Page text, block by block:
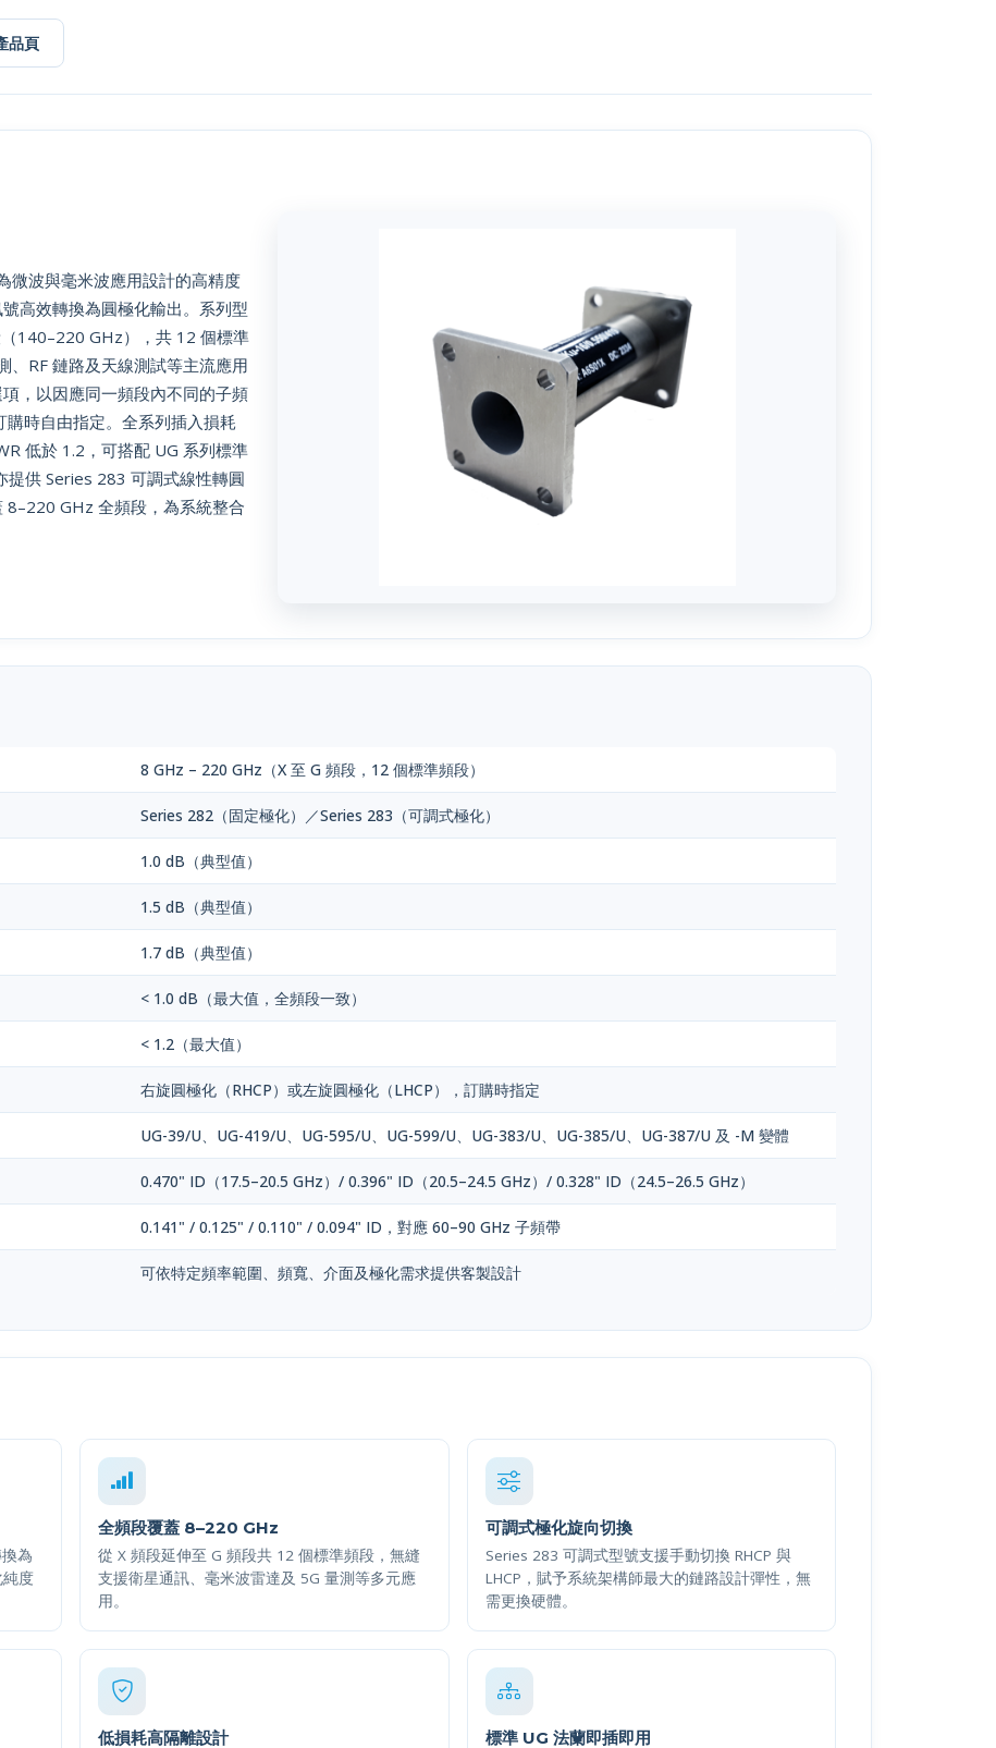
品頁
微波與毫米波應用設計的高精度
高效轉換為圓極化輸出。系列型
140–220 GHz），共 12 個標準
、RF 鏈路及天線測試等主流應用
，以因應同一頻段內不同的子頻
時自由指定。全系列插入損耗
低於 1.2，可搭配 UG 系列標準
供 Series 283 可調式線性轉圓
GHz 全頻段，為系統整合
8 GHz – 220 GHz（X 至 G 頻段，12 個標準頻段）
Series 282（固定極化）／Series 283（可調式極化）
1.0 dB（典型值）
1.5 dB（典型值）
1.7 dB（典型值）
< 1.0 dB（最大值，全頻段一致）
< 1.2（最大值）
右旋圓極化（RHCP）或左旋圓極化（LHCP），訂購時指定
UG-39/U、UG-419/U、UG-595/U、UG-599/U、UG-383/U、UG-385/U、UG-387/U 及 -M 變體
0.470" ID（17.5–20.5 GHz）/ 0.396" ID（20.5–24.5 GHz）/ 0.328" ID（24.5–26.5 GHz）
0.141" / 0.125" / 0.110" / 0.094" ID，對應 60–90 GHz 子頻帶
可依特定頻率範圍、頻寬、介面及極化需求提供客製設計
為
度
全頻段覆蓋 8–220 GHz
從 X 頻段延伸至 G 頻段共 12 個標準頻段，無縫
支援衛星通訊、毫米波雷達及 5G 量測等多元應
用。
可調式極化旋向切換
Series 283 可調式型號支援手動切換 RHCP 與
LHCP，賦予系統架構師最大的鏈路設計彈性，無
需更換硬體。
低損耗高隔離設計 標準 UG 法蘭即插即用